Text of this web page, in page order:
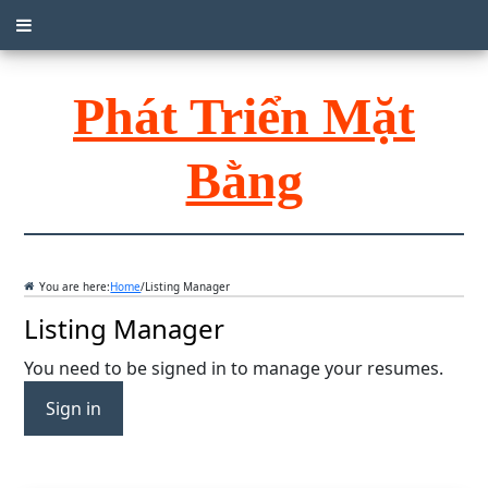
Phát Triển Mặt
Bằng
You are here:Home/Listing Manager
Listing Manager
You need to be signed in to manage your resumes.
Sign in